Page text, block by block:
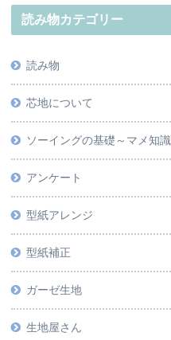
読み物カテゴリー
読み物
芯地について
ソーイングの基礎～マメ知識
アンケート
型紙アレンジ
型紙補正
ガーゼ生地
生地屋さん